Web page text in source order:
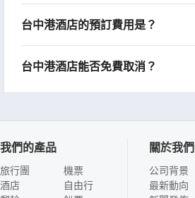
台中港酒店的預訂費用是？
台中港酒店能否免費取消？
我們的產品
旅行團
酒店
機票
自由行
關於我們
公司背景
最新動向